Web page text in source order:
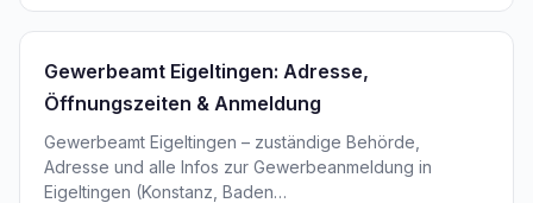
Gewerbeamt Eigeltingen: Adresse,
Öffnungszeiten & Anmeldung
Gewerbeamt Eigeltingen – zuständige Behörde,
Adresse und alle Infos zur Gewerbeanmeldung in
Eigeltingen (Konstanz, Baden…